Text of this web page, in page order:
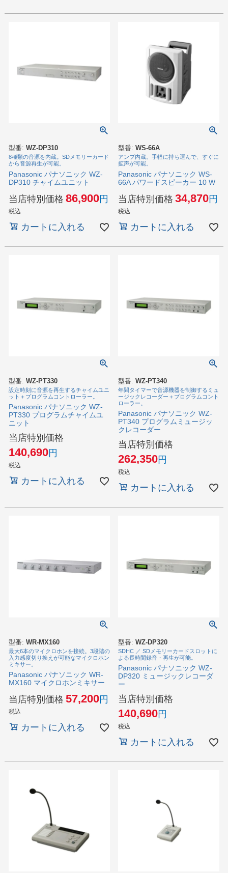
型番: WZ-DP310
8種類の音源を内蔵。SDメモリーカード
から音源再生が可能。
Panasonic パナソニック WZ-
DP310 チャイムユニット
当店特別価格 86,900
税込
カートに入れる
型番: WS-66A
アンプ内蔵。手軽に持ち運んで、すぐに
拡声が可能。
Panasonic パナソニック WS-
66A パワードスピーカー 10 W
当店特別価格 34,870
税込
カートに入れる
型番: WZ-PT330
設定時刻に音源を再生するチャイムユニ
ット＋プログラムコントローラー。
Panasonic パナソニック WZ-
PT330 プログラムチャイムユ
ニット
当店特別価格
140,690
税込
カートに入れる
型番: WZ-PT340
年間タイマーで音源機器を制御するミュ
ージックレコーダー＋プログラムコント
ローラー。
Panasonic パナソニック WZ-
PT340 プログラムミュージッ
クレコーダー
当店特別価格
262,350
税込
カートに入れる
型番: WR-MX160
最大6本のマイクロホンを接続。3段階の
入力感度切り換えが可能なマイクロホン
ミキサー。
Panasonic パナソニック WR-
MX160 マイクロホンミキサー
当店特別価格 57,200
税込
カートに入れる
型番: WZ-DP320
SDHC ／ SDメモリーカードスロットに
よる長時間録音・再生が可能。
Panasonic パナソニック WZ-
DP320 ミュージックレコーダ
ー
当店特別価格
140,690
税込
カートに入れる